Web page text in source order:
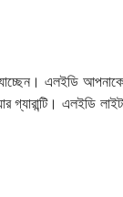
এলইডি
এলইডি